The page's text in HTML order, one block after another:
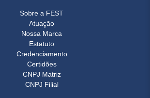
Sobre a FEST
Atuação
Nossa Marca
Estatuto
Credenciamento
Certidões
CNPJ Matriz
CNPJ Filial